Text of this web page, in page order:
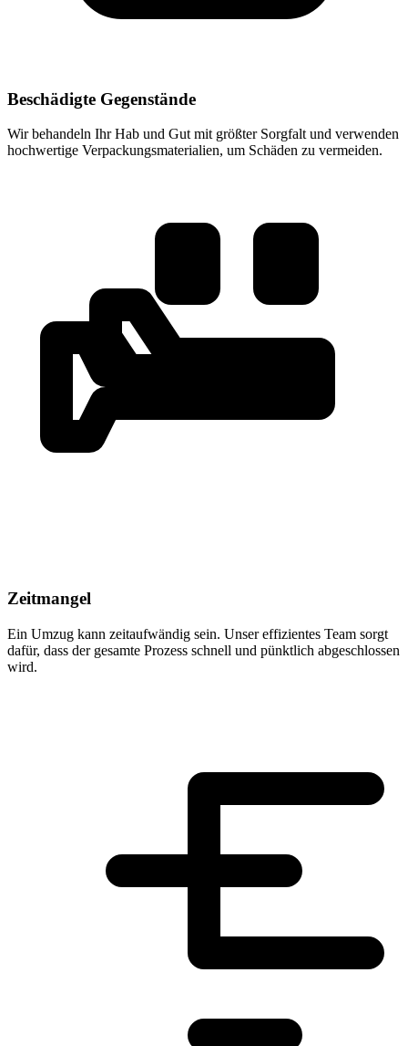
Beschädigte Gegenstände
Wir behandeln Ihr Hab und Gut mit größter Sorgfalt und verwenden
hochwertige Verpackungsmaterialien, um Schäden zu vermeiden.
Zeitmangel
Ein Umzug kann zeitaufwändig sein. Unser effizientes Team sorgt
dafür, dass der gesamte Prozess schnell und pünktlich abgeschlossen
wird.